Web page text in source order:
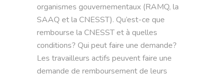
organismes gouvernementaux (RAMQ, la
SAAQ et la CNESST). Qu’est-ce que
rembourse la CNESST et à quelles
conditions? Qui peut faire une demande?
Les travailleurs actifs peuvent faire une
demande de remboursement de leurs